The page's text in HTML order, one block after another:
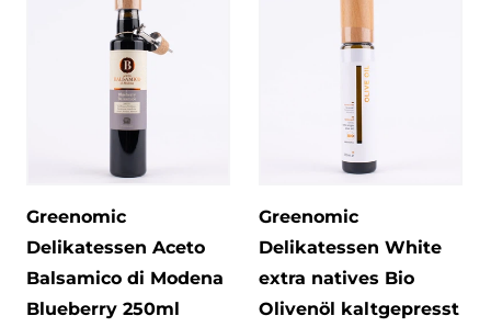
Greenomic
Delikatessen Aceto
Balsamico di Modena
Blueberry 250ml
Greenomic
Delikatessen White
extra natives Bio
Olivenöl kaltgepresst